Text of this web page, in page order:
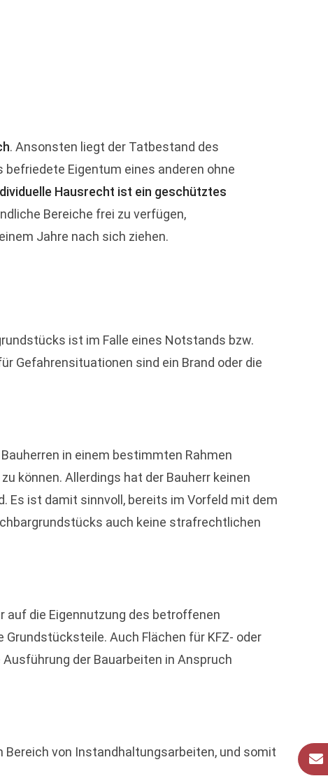
. Ansonsten liegt der Tatbestand des
befriedete Eigentum eines anderen ohne
Hausrecht ist ein geschütztes
Bereiche frei zu verfügen,
Jahre nach sich ziehen.
ist im Falle eines Notstands bzw.
Gefahrensituationen sind ein Brand oder die
in einem bestimmten Rahmen
können. Allerdings hat der Bauherr keinen
Es ist damit sinnvoll, bereits im Vorfeld mit dem
auch keine strafrechtlichen
auf die Eigennutzung des betroffenen
Auch Flächen für KFZ- oder
der Bauarbeiten in Anspruch
von Instandhaltungsarbeiten, und somit